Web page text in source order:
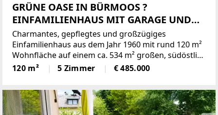
GRÜNE OASE IN BÜRMOOS ?
EINFAMILIENHAUS MIT GARAGE UND
VIEL PRIVATSPHÄRE
Charmantes, gepflegtes und großzügiges
Einfamilienhaus aus dem Jahr 1960 mit rund 120 m²
Wohnfläche auf einem ca. 534 m² großen, südöstlich
ausgerichteten Grundstück. Die durchdachte
Raumaufteilung, die hellen Wohnbereiche und das
120 m² 5 Zimmer € 485.000